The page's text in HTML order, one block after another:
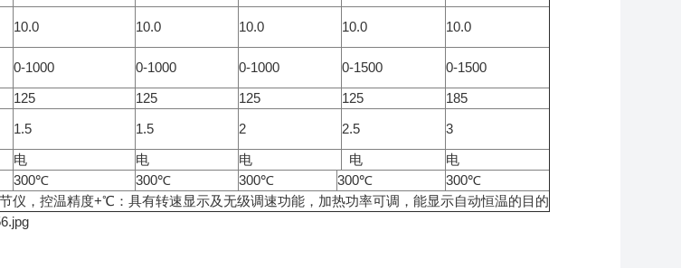
10.0 10.0 10.0 10.0
10.0
0-1000 0-1000 0-1000 0-1500
0-1500
125 125 125 125
185
1.5 1.5 2 2.5
3
电 电 电 电
电
300℃ 300℃ 300℃ 300℃
300℃
仪，控温精度+℃：具有转速显示及无级调速功能，加热功率可调，能显示自动恒温的目的